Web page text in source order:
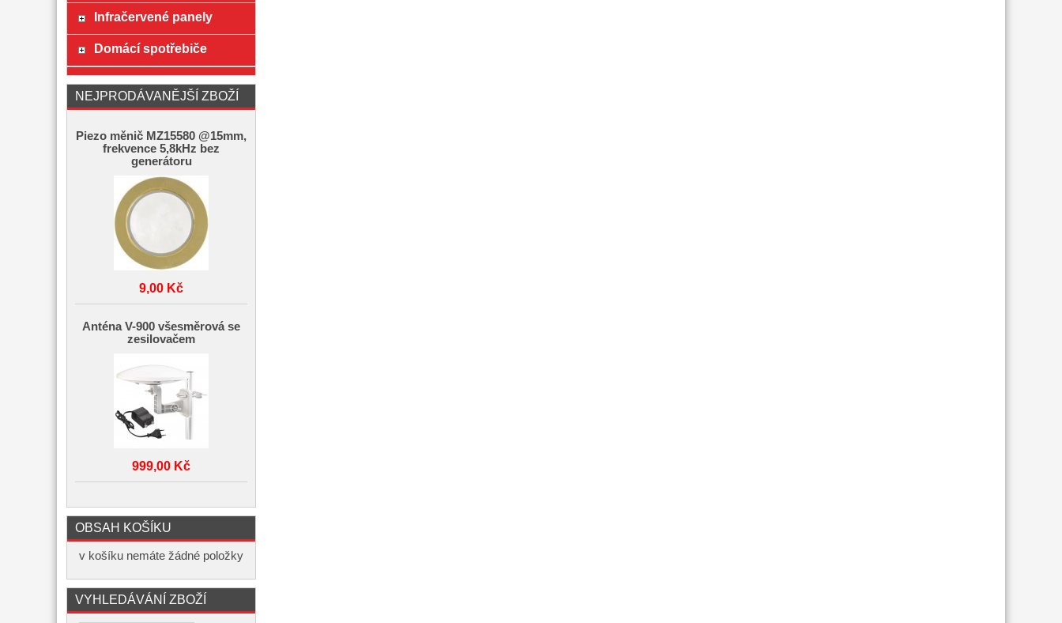
Infračervené panely
Domácí spotřebiče
NEJPRODÁVANĚJŠÍ ZBOŽÍ
Piezo měnič MZ15580 @15mm,
frekvence 5,8kHz bez
generátoru
9,00 Kč
Anténa V-900 všesměrová se
zesilovačem
999,00 Kč
OBSAH KOŠÍKU
v košíku nemáte žádné položky
VYHLEDÁVÁNÍ ZBOŽÍ